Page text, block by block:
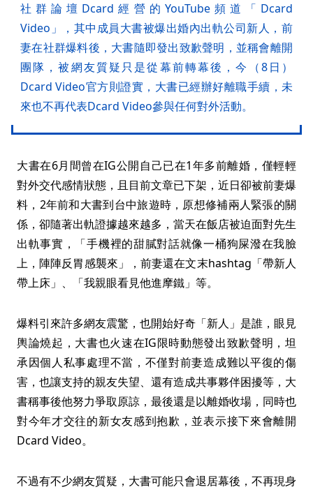
社群論壇Dcard經營的YouTube頻道「Dcard
Video」，其中成員大書被爆出婚內出軌公司新人，前
妻在社群爆料後，大書隨即發出致歉聲明，並稱會離開
團隊，被網友質疑只是從幕前轉幕後，今（8日）
Dcard Video官方則證實，大書已經辦好離職手續，未
來也不再代表Dcard Video參與任何對外活動。
大書在6月間曾在IG公開自己已在1年多前離婚，僅輕輕
對外交代感情狀態，且目前文章已下架，近日卻被前妻爆
料，2年前和大書到台中旅遊時，原想修補兩人緊張的關
係，卻隨著出軌證據越來越多，當天在飯店被迫面對先生
出軌事實，「手機裡的甜膩對話就像一桶狗屎潑在我臉
上，陣陣反胃感襲來」，前妻還在文末hashtag「帶新人
帶上床」、「我親眼看見他進摩鐵」等。
爆料引來許多網友震驚，也開始好奇「新人」是誰，眼見
輿論燒起，大書也火速在IG限時動態發出致歉聲明，坦
承因個人私事處理不當，不僅對前妻造成難以平復的傷
害，也讓支持的親友失望、還有造成共事夥伴困擾等，大
書稱事後他努力爭取原諒，最後還是以離婚收場，同時也
對今年才交往的新女友感到抱歉，並表示接下來會離開
Dcard Video。
不過有不少網友質疑，大書可能只會退居幕後，不再現身